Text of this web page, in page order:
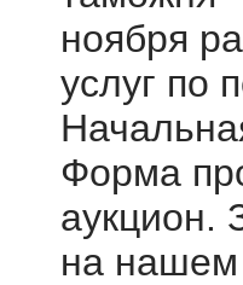
ноября
услуг по
Форма
аукцион.
на нашем